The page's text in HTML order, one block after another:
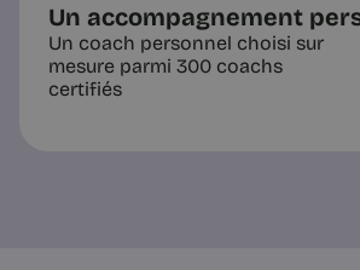
Un accompagnement
Un coach personnel choisi sur
mesure parmi 300 coachs
certifiés